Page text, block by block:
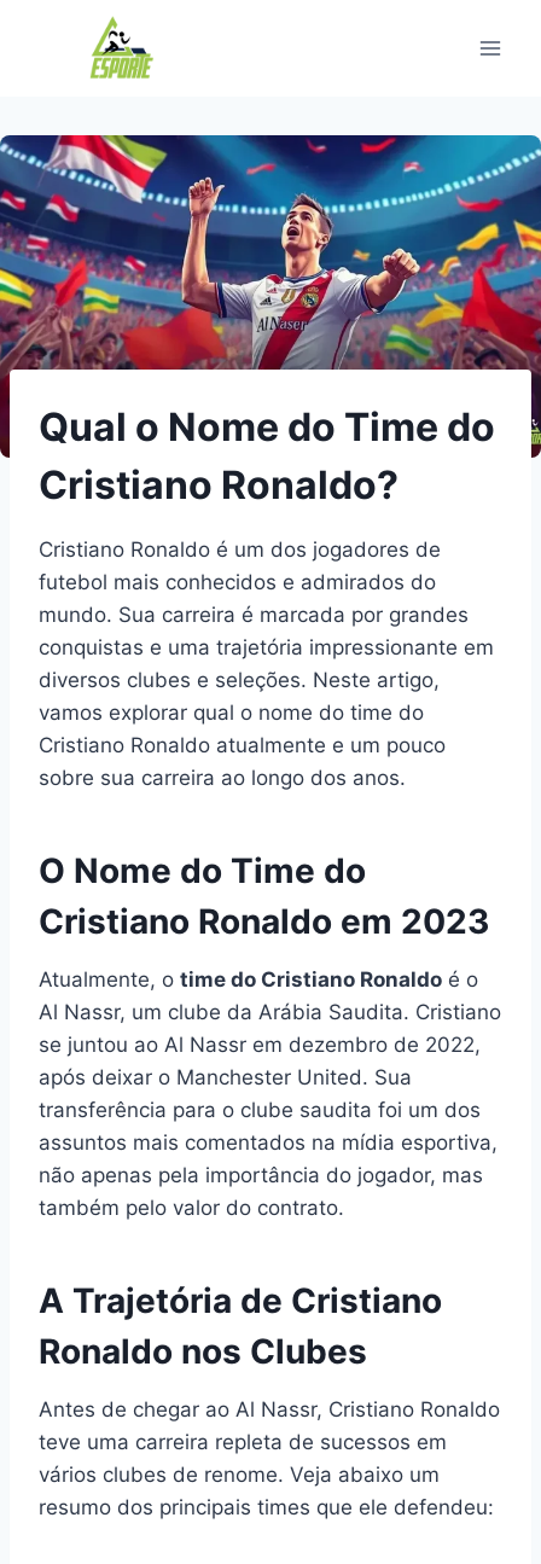
Qual o Nome do Time do
Cristiano Ronaldo?
Cristiano Ronaldo é um dos jogadores de
futebol mais conhecidos e admirados do
mundo. Sua carreira é marcada por grandes
conquistas e uma trajetória impressionante em
diversos clubes e seleções. Neste artigo,
vamos explorar qual o nome do time do
Cristiano Ronaldo atualmente e um pouco
sobre sua carreira ao longo dos anos.
O Nome do Time do
Cristiano Ronaldo em 2023
Atualmente, o time do Cristiano Ronaldo é o
Al Nassr, um clube da Arábia Saudita. Cristiano
se juntou ao Al Nassr em dezembro de 2022,
após deixar o Manchester United. Sua
transferência para o clube saudita foi um dos
assuntos mais comentados na mídia esportiva,
não apenas pela importância do jogador, mas
também pelo valor do contrato.
A Trajetória de Cristiano
Ronaldo nos Clubes
Antes de chegar ao Al Nassr, Cristiano Ronaldo
teve uma carreira repleta de sucessos em
vários clubes de renome. Veja abaixo um
resumo dos principais times que ele defendeu: